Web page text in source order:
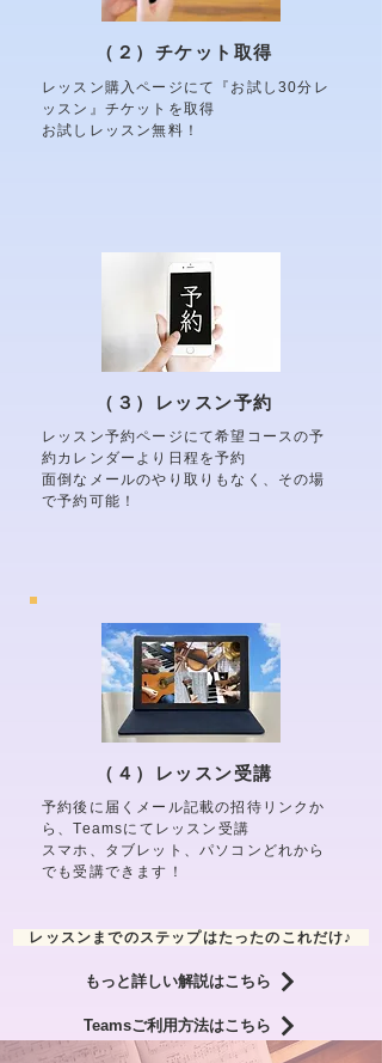
（２）チケット取得
レッスン購入ページにて『お試し30分レ
ッスン』チケットを取得
​お試しレッスン無料！
（３）レッスン予約
レッスン予約ページにて希望コースの予
約カレンダーより日程を予約
​面倒なメールのやり取りもなく、その場
で予約可能！
（４）レッスン受講
予約後に届くメール記載の招待リンクか
ら、Teamsにてレッスン受講
​スマホ、タブレット、パソコンどれから
でも受講できます！
レッスンまでのステップはたったのこれだけ♪
もっと詳しい解説はこちら
Teamsご利用方法はこちら